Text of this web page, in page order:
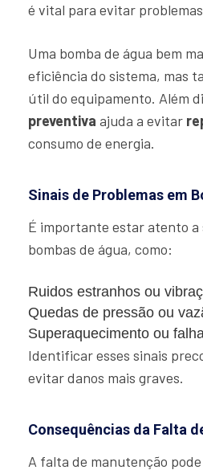
é vital para evitar
Uma bomba de água bem
eficiência do sistema, mas
útil do equipamento. Além
preventiva ajuda a evitar
consumo de energia.
Sinais de Problemas em
É importante estar atento a
bombas de água, como:
Ruidos estranhos ou
Quedas de pressão ou
Superaquecimento ou
Identificar esses sinais
evitar danos mais graves.
Consequências da Falta
A falta de manutenção